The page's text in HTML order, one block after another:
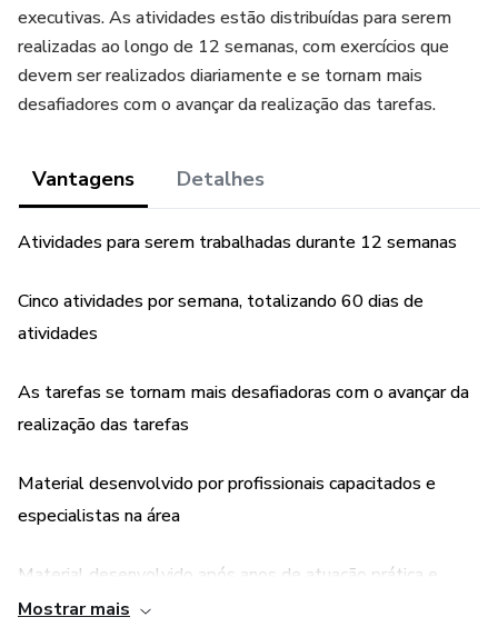
executivas. As atividades estão distribuídas para serem
realizadas ao longo de 12 semanas, com exercícios que
devem ser realizados diariamente e se tornam mais
desafiadores com o avançar da realização das tarefas.
Vantagens Detalhes
Atividades para serem trabalhadas durante 12 semanas
Cinco atividades por semana, totalizando 60 dias de
atividades
As tarefas se tornam mais desafiadoras com o avançar da
realização das tarefas
Material desenvolvido por profissionais capacitados e
especialistas na área
Material desenvolvido após anos de atuação prática e
experiência com avaliação e reabilitação cognitiva
Mostrar mais